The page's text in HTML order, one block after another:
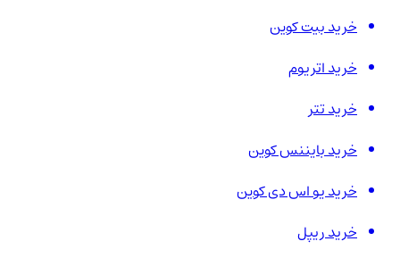
خرید بیت کوین
خرید اتریوم
خرید تتر
خرید بایننس کوین
خرید یو اس دی کوین
خرید ریپل